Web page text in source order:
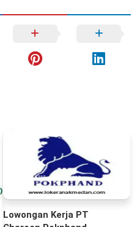
Lowongan Kerja PT